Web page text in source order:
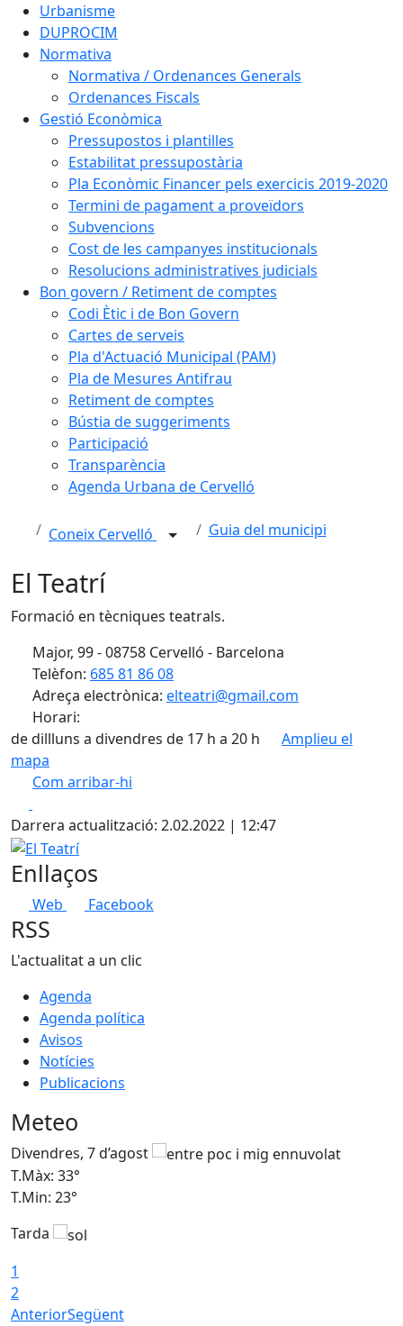
Urbanisme
DUPROCIM
Normativa
Normativa / Ordenances Generals
Ordenances Fiscals
Gestió Econòmica
Pressupostos i plantilles
Estabilitat pressupostària
Pla Econòmic Financer pels exercicis 2019-2020
Termini de pagament a proveïdors
Subvencions
Cost de les campanyes institucionals
Resolucions administratives judicials
Bon govern / Retiment de comptes
Codi Ètic i de Bon Govern
Cartes de serveis
Pla d'Actuació Municipal (PAM)
Pla de Mesures Antifrau
Retiment de comptes
Bústia de suggeriments
Participació
Transparència
Agenda Urbana de Cervelló
Coneix Cervelló Guia del municipi
El Teatrí
Formació en tècniques teatrals.
Major, 99 - 08758 Cervelló - Barcelona
Telèfon: 685 81 86 08
Adreça electrònica: elteatri@gmail.com
Horari:
de dillluns a divendres de 17 h a 20 h
Amplieu el
mapa
Com arribar-hi
+
−
Darrera actualització: 2.02.2022 | 12:47
El Teatrí
Enllaços
Web Facebook
RSS
L'actualitat a un clic
Agenda
Agenda política
Avisos
Notícies
Publicacions
Meteo
Divendres, 7 d’agost
T.Màx: 33°
T.Min: 23°
Tarda
1
2
AnteriorSegüent